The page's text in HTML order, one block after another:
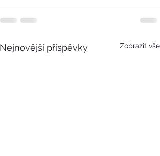
Nejnovější příspěvky Zobrazit vše